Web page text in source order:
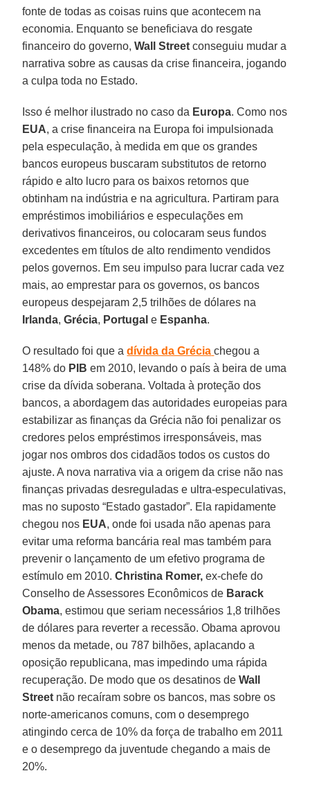
fonte de todas as coisas ruins que acontecem na
economia. Enquanto se beneficiava do resgate
financeiro do governo,Wall Street conseguiu mudar a
narrativa sobre as causas da crise financeira, jogando
a culpa toda no Estado.
Isso é melhor ilustrado no caso da Europa. Como nos
EUA, a crise financeira na Europa foi impulsionada
pela especulação, à medida em que os grandes
bancos europeus buscaram substitutos de retorno
rápido e alto lucro para os baixos retornos que
obtinham na indústria e na agricultura. Partiram para
empréstimos imobiliários e especulações em
derivativos financeiros, ou colocaram seus fundos
excedentes em títulos de alto rendimento vendidos
pelos governos. Em seu impulso para lucrar cada vez
mais, ao emprestar para os governos, os bancos
europeus despejaram 2,5 trilhões de dólares na
Irlanda,Grécia, Portugal e Espanha.
O resultado foi que adívida da Grécia chegou a
148% do PIB em 2010, levando o país à beira de uma
crise da dívida soberana. Voltada à proteção dos
bancos, a abordagem das autoridades europeias para
estabilizar as finanças da Grécia não foi penalizar os
credores pelos empréstimos irresponsáveis, mas
jogar nos ombros dos cidadãos todos os custos do
ajuste. A nova narrativa via a origem da crise não nas
finanças privadas desreguladas e ultra-especulativas,
mas no suposto “Estado gastador”. Ela rapidamente
chegou nos EUA, onde foi usada não apenas para
evitar uma reforma bancária real mas também para
prevenir o lançamento de um efetivo programa de
estímulo em 2010.Christina Romer, ex-chefe do
Conselho de Assessores Econômicos de Barack
Obama, estimou que seriam necessários 1,8 trilhões
de dólares para reverter a recessão. Obama aprovou
menos da metade, ou 787 bilhões, aplacando a
oposição republicana, mas impedindo uma rápida
recuperação. De modo que os desatinos deWall
Street não recaíram sobre os bancos, mas sobre os
norte-americanos comuns, com o desemprego
atingindo cerca de 10% da força de trabalho em 2011
e o desemprego da juventude chegando a mais de
20%.